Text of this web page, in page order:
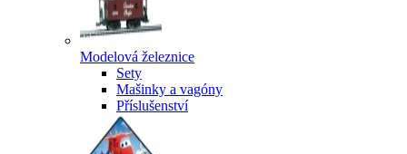
Modelová železnice
Sety
Mašinky a vagóny
Příslušenství